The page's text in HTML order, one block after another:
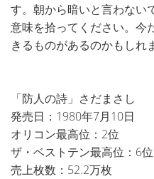
す。朝から暗いと言わない
意味を拾ってください。今
きるものがあるのかもしれ
「防人の詩」さだまさし
発売日：1980年7月10日
オリコン最高位：2位
ザ・ベストテン最高位：6位
売上枚数：52.2万枚